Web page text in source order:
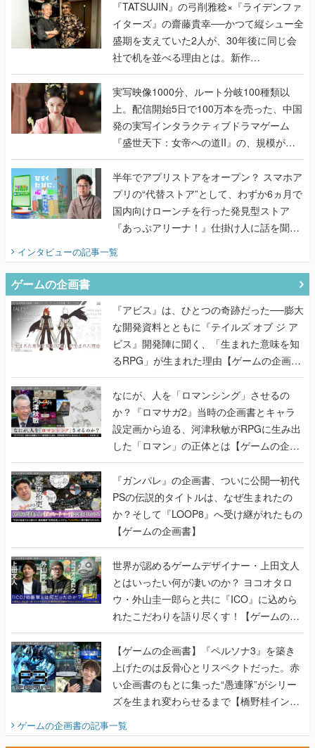
く
『TATSUJIN』の弓削雅稔×『ライデンファ
イターズ』の齋藤貴幸──かつて縦シュー全
盛期を支えていた2人が、30年後に同じ会
社で机を並べる理由とは。新作
『TATSUJIN EXTREME』で初タッグを組
んだレジェンド2人に訊く開発秘話
実写映像1000分、ルート分岐100種類以
上。配信開始5日で100万本を売った、中国
発の実写インタラクティブドラマゲーム
『盛世天下：女帝への道II』の、規模が違
うこだわりをプロデューサーに聞いた
半年でアプリストアをオープン？ スマホア
プリの“代替ストア”として、わずか6ヵ月で
国内向けローンチを行った発見型ストア
『あっぷアリーナ！』仕掛け人に話を聞い
インタビューの記事一覧
ゲームの企画書
『アビス』は、ひとつの奇跡だった──膨大
な開発資料とともに『テイルズ オブ ジ ア
ビス』開発陣に聞く、「生まれた意味を知
るRPG」が生まれた理由【ゲームの企画
書】
なにが、人を「ロマンシング」させるの
か？『ロマサガ2』当時の企画書とキャラ
設定画から迫る、河津秋敏がRPGに生み出
した「ロマン」の正体とは【ゲームの企画
書】
『ガンパレ』の企画書、ついに公開━初代
PSの伝説的タイトルは、なぜ生まれたの
か？そして『LOOP8』へ受け継がれたもの
【ゲームの企画書】
世界が認めるゲームデザイナー・上田文人
とはいったい何が凄いのか？ ヨコオタロ
ウ・外山圭一郎らと共に『ICO』に込めら
れたこだわりを語り尽くす！【ゲームの企
画書】
【ゲームの企画書】『ペルソナ3』を築き
上げたのは反骨心とリスペクトだった。赤
い企画書のもとに集った“愚連隊”がシリー
ズを生まれ変わらせるまで【橋野桂インタ
ゲームの企画書の記事一覧